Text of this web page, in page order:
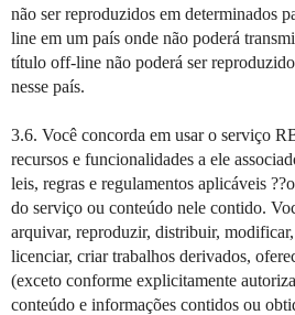
não ser reproduzidos em determinados
line em um país onde não poderá
título off-line não poderá ser
nesse país.
3.6. Você concorda em usar o serviço
recursos e funcionalidades a ele
leis, regras e regulamentos aplicáveis
do serviço ou conteúdo nele contido.
arquivar, reproduzir, distribuir,
licenciar, criar trabalhos derivados,
(exceto conforme explicitamente
conteúdo e informações contidos ou